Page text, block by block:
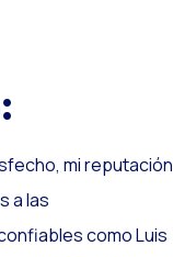
mi reputación
a las
como Luis